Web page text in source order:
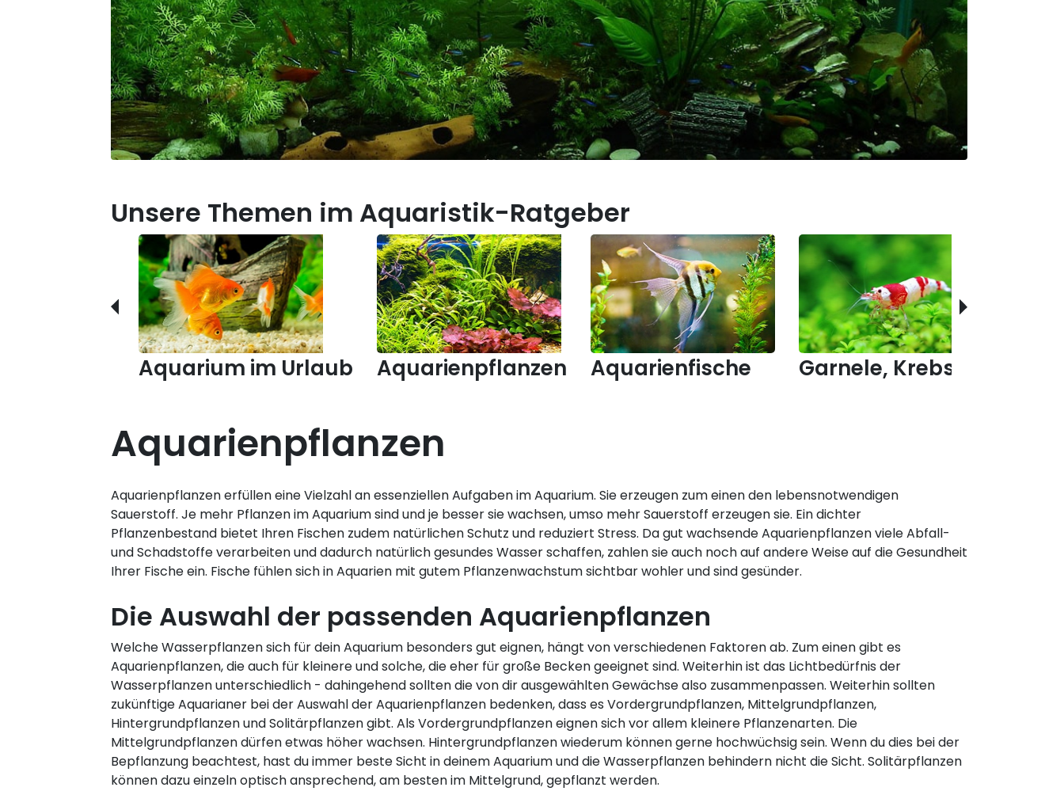
Unsere Themen im Aquaristik-Ratgeber
Aquarium im Urlaub Aquarienpflanzen Aquarienfische Garnele, Krebs & Co.
Aquarienpflanzen
Aquarienpflanzen erfüllen eine Vielzahl an essenziellen Aufgaben im Aquarium. Sie erzeugen zum einen den lebensnotwendigen
Sauerstoff. Je mehr Pflanzen im Aquarium sind und je besser sie wachsen, umso mehr Sauerstoff erzeugen sie. Ein dichter
Pflanzenbestand bietet Ihren Fischen zudem natürlichen Schutz und reduziert Stress. Da gut wachsende Aquarienpflanzen viele Abfall-
und Schadstoffe verarbeiten und dadurch natürlich gesundes Wasser schaffen, zahlen sie auch noch auf andere Weise auf die Gesundheit
Ihrer Fische ein. Fische fühlen sich in Aquarien mit gutem Pflanzenwachstum sichtbar wohler und sind gesünder.
Die Auswahl der passenden Aquarienpflanzen
Welche Wasserpflanzen sich für dein Aquarium besonders gut eignen, hängt von verschiedenen Faktoren ab. Zum einen gibt es
Aquarienpflanzen, die auch für kleinere und solche, die eher für große Becken geeignet sind. Weiterhin ist das Lichtbedürfnis der
Wasserpflanzen unterschiedlich - dahingehend sollten die von dir ausgewählten Gewächse also zusammenpassen. Weiterhin sollten
zukünftige Aquarianer bei der Auswahl der Aquarienpflanzen bedenken, dass es Vordergrundpflanzen, Mittelgrundpflanzen,
Hintergrundpflanzen und Solitärpflanzen gibt. Als Vordergrundpflanzen eignen sich vor allem kleinere Pflanzenarten. Die
Mittelgrundpflanzen dürfen etwas höher wachsen. Hintergrundpflanzen wiederum können gerne hochwüchsig sein. Wenn du dies bei der
Bepflanzung beachtest, hast du immer beste Sicht in deinem Aquarium und die Wasserpflanzen behindern nicht die Sicht. Solitärpflanzen
können dazu einzeln optisch ansprechend, am besten im Mittelgrund, gepflanzt werden.